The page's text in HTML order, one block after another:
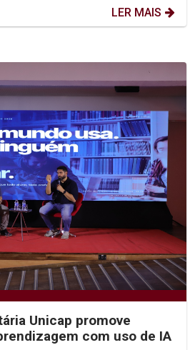
LER MAIS
Unicap promove
com uso de IA